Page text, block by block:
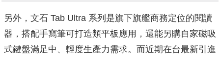
另外，文石 Tab Ultra 系列是旗下旗艦商務定位的閱讀
器，搭配手寫筆可打造類平板應用，還能另購自家磁吸
式鍵盤滿足中、輕度生產力需求。而近期在台最新引進